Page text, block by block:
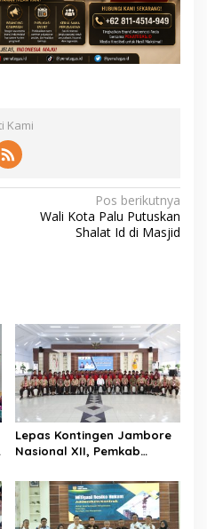
Kami
Pos berikutnya
Wali Kota Palu Putuskan
Shalat Id di Masjid
Lepas Kontingen Jambore
Nasional XII, Pemkab
Pramuka Jadi Duta
Karakter dan Kebanggaan
Daerah